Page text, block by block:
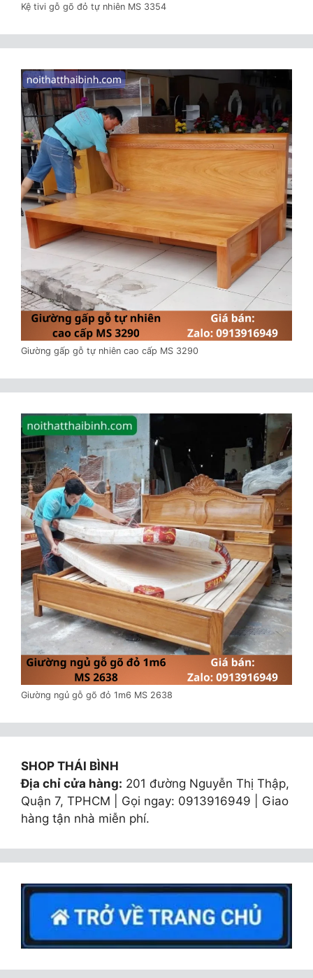
Kệ tivi gỗ gõ đỏ tự nhiên MS 3354
Giường gấp gỗ tự nhiên cao cấp MS 3290
Giường ngủ gỗ gõ đỏ 1m6 MS 2638
SHOP THÁI BÌNH
Địa chỉ cửa hàng: 201 đường Nguyễn Thị Thập,
Quận 7, TPHCM | Gọi ngay: 0913916949 | Giao
hàng tận nhà miễn phí.